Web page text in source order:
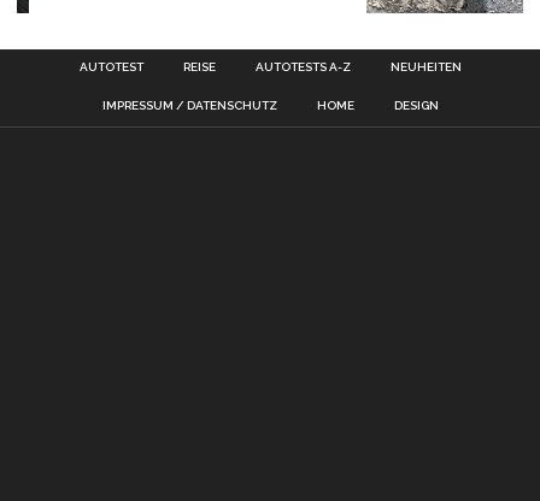
AUTOTEST REISE AUTOTESTS A-Z NEUHEITEN
IMPRESSUM / DATENSCHUTZ HOME DESIGN